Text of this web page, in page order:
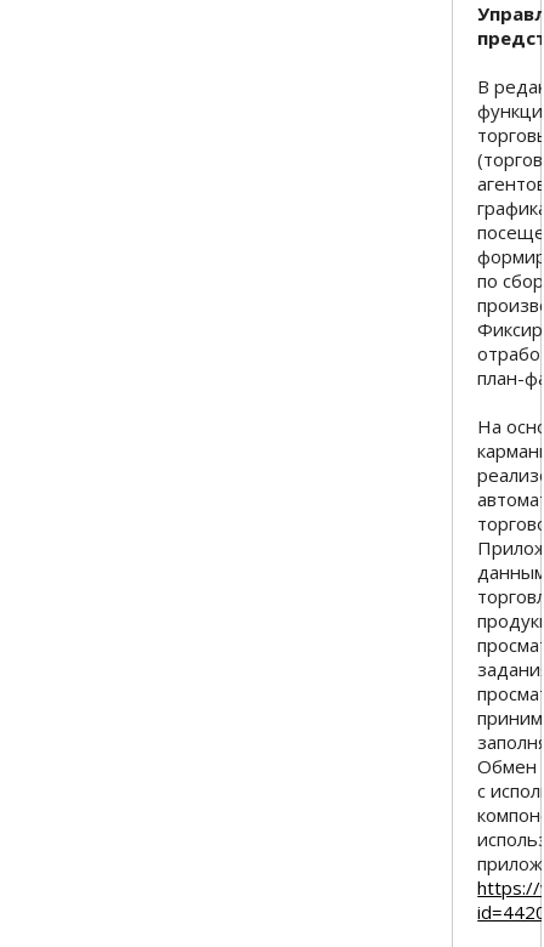
В
по
план-
На
Обмен
с
https://